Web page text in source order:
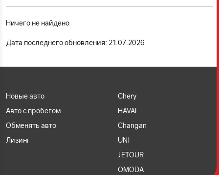
Ничего не найдено
Дата последнего обновления: 21.07.2026
Новые авто
Авто с пробегом
Обменять авто
Лизинг
Chery
HAVAL
Changan
UNI
JETOUR
OMODA